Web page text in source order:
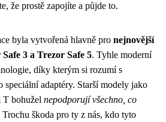
že prostě zapojíte a půjde to.
byla vytvořená hlavně pro nejnovější
3 a Trezor Safe 5. Tyhle moderní
díky kterým si rozumí s
speciální adaptéry. Starší modely jako
T bohužel nepodporují všechno, co
Trochu škoda pro ty z nás, kdo tyto